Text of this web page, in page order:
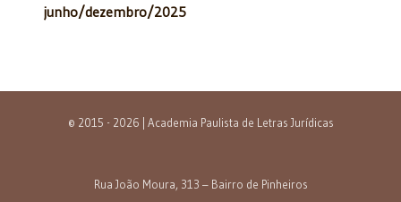
junho/dezembro/2025
© 2015 - 2026 | Academia Paulista de Letras Jurídicas
Rua João Moura, 313 – Bairro de Pinheiros